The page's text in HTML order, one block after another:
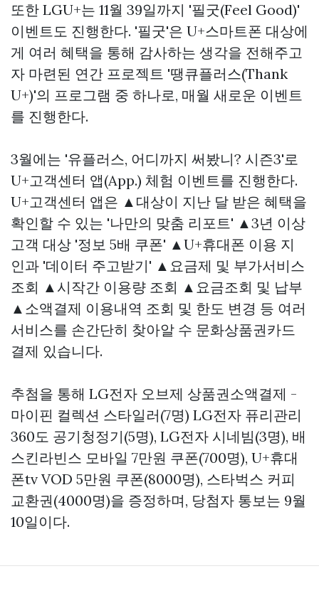
또한 LGU+는 11월 39일까지 '필굿(Feel Good)'
이벤트도 진행한다. '필굿'은 U+스마트폰 대상에
게 여러 혜택을 통해 감사하는 생각을 전해주고
자 마련된 연간 프로젝트 '땡큐플러스(Thank
U+)'의 프로그램 중 하나로, 매월 새로운 이벤트
를 진행한다.
3월에는 '유플러스, 어디까지 써봤니? 시즌3'로
U+고객센터 앱(App.) 체험 이벤트를 진행한다.
U+고객센터 앱은 ▲대상이 지난 달 받은 혜택을
확인할 수 있는 '나만의 맞춤 리포트' ▲3년 이상
고객 대상 '정보 5배 쿠폰' ▲U+휴대폰 이용 지
인과 '데이터 주고받기' ▲요금제 및 부가서비스
조회 ▲시작간 이용량 조회 ▲요금조회 및 납부
▲소액결제 이용내역 조회 및 한도 변경 등 여러
서비스를 손간단히 찾아알 수 문화상품권카드
결제 있습니다.
추첨을 통해 LG전자 오브제 상품권소액결제 -
마이핀 컬렉션 스타일러(7명) LG전자 퓨리관리
360도 공기청정기(5명), LG전자 시네빔(3명), 배
스킨라빈스 모바일 7만원 쿠폰(700명), U+휴대
폰tv VOD 5만원 쿠폰(8000명), 스타벅스 커피
교환권(4000명)을 증정하며, 당첨자 통보는 9월
10일이다.